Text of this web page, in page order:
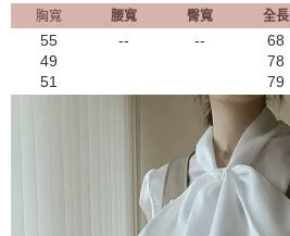
胸寬 腰寬 臀寬 全長
55
49
51
-- --
68
78
79